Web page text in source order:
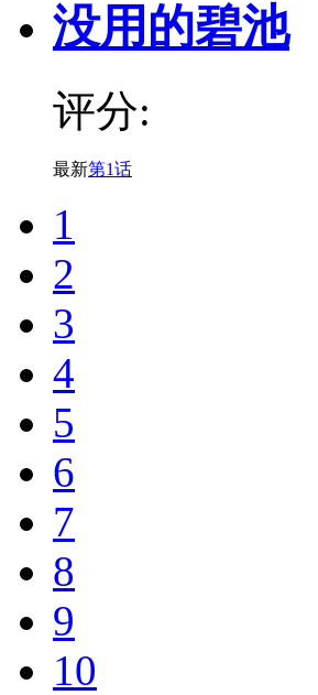
没用的碧池
评分:
最新第1话
1
2
3
4
5
6
7
8
9
10